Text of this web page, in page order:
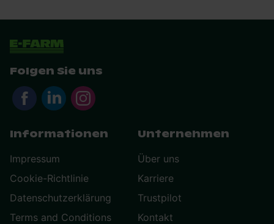
Folgen Sie uns
Informationen
Impressum
Cookie-Richtlinie
Datenschutzerklärung
Terms and Conditions
Unternehmen
Über uns
Karriere
Trustpilot
Kontakt